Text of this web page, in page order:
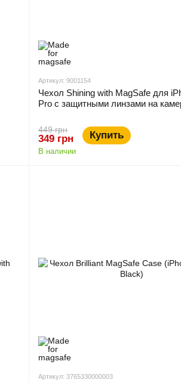
Артикул: 9001154
Чехол Shining with MagSafe для
Pro с защитными линзами на
449 грн
349 грн Купить
В наличии
Артикул: 3765330000003